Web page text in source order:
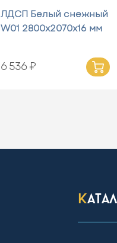
ЛДСП Белый снежный
W01 2800х2070х16 мм
6 536 ₽